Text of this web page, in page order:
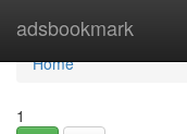
adsbookmark
Home
Home
1